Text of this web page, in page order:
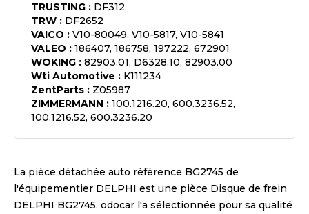
TRUSTING : DF312
TRW : DF2652
VAICO : V10-80049, V10-5817, V10-5841
VALEO : 186407, 186758, 197222, 672901
WOKING : 82903.01, D6328.10, 82903.00
Wti Automotive : K111234
ZentParts : Z05987
ZIMMERMANN : 100.1216.20, 600.3236.52,
100.1216.52, 600.3236.20
La pièce détachée auto référence BG2745 de
l'équipementier DELPHI est une pièce Disque de frein
DELPHI BG2745. odocar l'a sélectionnée pour sa qualité